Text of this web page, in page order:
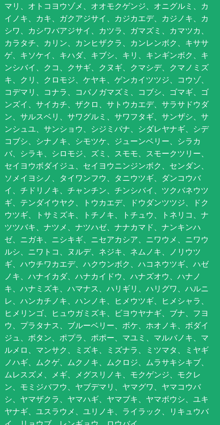
マリ、オトコヨウゾメ、オオモクゲンジ、オニグルミ、カ
イノキ、カキ、ガクアジサイ、カジカエデ、カジノキ、カ
シワ、カシワバアジサイ、カツラ、ガマズミ、カマツカ、
カラタチ、カリン、カンヒザクラ、カンレンボク、キササ
ゲ、キソケイ、キハダ、キブシ、キリ、キンギンボク、キ
ンシバイ、クコ、クサギ、クヌギ、クマシデ、クマノミズ
キ、クリ、クロモジ、ケヤキ、ゲンカイツツジ、コウゾ、
コデマリ、コナラ、コバノガマズミ、コブシ、ゴマギ、ゴ
ンズイ、サイカチ、ザクロ、サトウカエデ、サラサドウダ
ン、サルスベリ、サワグルミ、サワフタギ、サンザシ、サ
ンシュユ、サンショウ、シジミバナ、シダレヤナギ、シデ
コブシ、シナノキ、シモツケ、ジューンベリー、シラカ
バ、シラキ、シロモジ、ズミ、スモモ、スモークツリー、
セイヨウボダイジュ、セイヨウニンジンボク、センダン、
ソメイヨシノ、タイワンフウ、タニウツギ、ダンコウバ
イ、チドリノキ、チャンチン、チンシバイ、ツクバネウツ
ギ、テンダイウヤク、トウカエデ、ドウダンツツジ、ドク
ウツギ、トサミズキ、トチノキ、トチュウ、トネリコ、ナ
ツツバキ、ナツメ、ナツハゼ、ナナカマド、ナンキンハ
ゼ、ニガキ、ニシキギ、ニセアカシア、ニワウメ、ニワウ
ルシ、ニワトコ、ヌルデ、ネジキ、ネムノキ、ノリウツ
ギ、ハウチワカエデ、ハクウンボク、ハコネウツギ、ハゼ
ノキ、ハナイカダ、ハナカイドウ、ハナズオウ、ハナノ
キ、ハナミズキ、ハマナス、ハリギリ、ハリグワ、ハルニ
レ、ハンカチノキ、ハンノキ、ヒメウツギ、ヒメシャラ、
ヒメリンゴ、ヒュウガミズキ、ビヨウヤナギ、ブナ、フヨ
ウ、プラタナス、ブルーベリー、ボケ、ホオノキ、ボダイ
ジュ、ボタン、ポプラ、ポポー、マユミ、マルバノキ、マ
ルメロ、マンサク、ミズキ、ミズナラ、ミツマタ、ミヤギ
ノハギ、ムクゲ、ムクノキ、ムクロジ、ムラサキシキブ、
ムレスズメ、メギ、メグスリノキ、モクゲンジ、モクレ
ン、モミジバフウ、ヤブデマリ、ヤマグワ、ヤマコウバ
シ、ヤマザクラ、ヤマハギ、ヤマブキ、ヤマボウシ、ユキ
ヤナギ、ユスラウメ、ユリノキ、ライラック、リキュウバ